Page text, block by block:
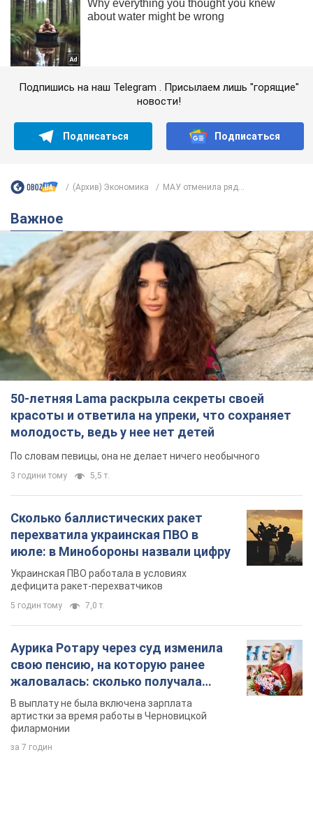
Подпишись на наш Telegram . Присылаем лишь "горящие"
новости!
Подписаться Подписаться
(Архив) Экономика МАУ отменила ряд...
Важное
50-летняя Lama раскрыла секреты своей
красоты и ответила на упреки, что сохраняет
молодость, ведь у нее нет детей
По словам певицы, она не делает ничего необычного
3 години тому 5,5 т.
Сколько баллистических ракет
перехватила украинская ПВО в
июле: в Минобороны назвали цифру
Украинская ПВО работала в условиях
дефицита ракет-перехватчиков
5 годин тому 7,0 т.
Аурика Ротару через суд изменила
свою пенсию, на которую ранее
жаловалась: сколько получала
певица
В выплату не была включена зарплата
артистки за время работы в Черновицкой
филармонии
за 7 годин